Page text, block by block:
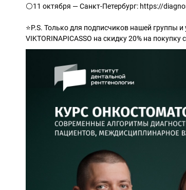
⚪️11 октября — Санкт-Петербург: https://
⭐️P.S. Только для подписчиков нашей группы
VIKTORINAPICASSO на скидку 20% на покупку